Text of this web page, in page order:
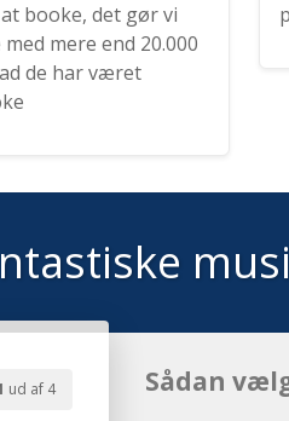
booke, det gør vi
mere end 20.000
de har været
ud af 4 Sådan